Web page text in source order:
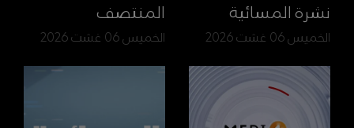
نشرة المسائية
الخميس 06 غشت 2026
المنتصف
الخميس 06 غشت 2026